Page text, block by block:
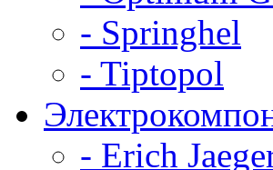
- Springhel
- Tiptopol
- Erich